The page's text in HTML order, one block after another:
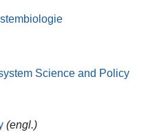
Science and Policy
(engl.)